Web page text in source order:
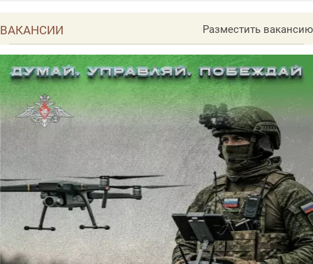
ВАКАНСИИ Разместить вакансию